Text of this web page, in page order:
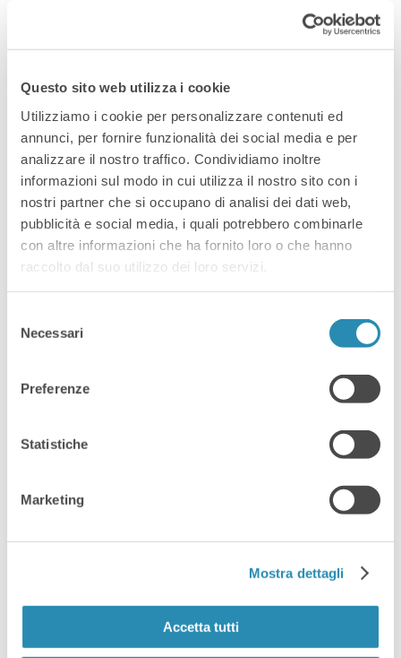
Questo sito web utilizza i cookie
Utilizziamo i cookie per personalizzare contenuti ed
annunci, per fornire funzionalità dei social media e per
analizzare il nostro traffico. Condividiamo inoltre
informazioni sul modo in cui utilizza il nostro sito con i
nostri partner che si occupano di analisi dei dati web,
pubblicità e social media, i quali potrebbero combinarle
con altre informazioni che ha fornito loro o che hanno
raccolto dal suo utilizzo dei loro servizi.
delNecessari
Preferenze
Statistiche
Marketing
Mostra dettagli
Accetta tutti
fornitore GGS
fornitore GGS all’interno di
Alibaba.com? Conosci i vantaggi che
potresti ottenere diventando
membro Global Gold Supplier di una
delle più grandi piattaforme di vendita
e contrattazione al mondo? Ilaria
Pivato, e-commerce specialist del
Digital Innovation Hub di
Confartigianato Imprese Vicenza
marketplace@digitalinnovationhubvicenza.it
8 Novembre 2021
Archivio,E-commerce,News